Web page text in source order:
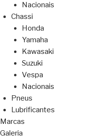
Nacionais
Chassi
Honda
Yamaha
Kawasaki
Suzuki
Vespa
Nacionais
Pneus
Lubrificantes
Marcas
Galeria